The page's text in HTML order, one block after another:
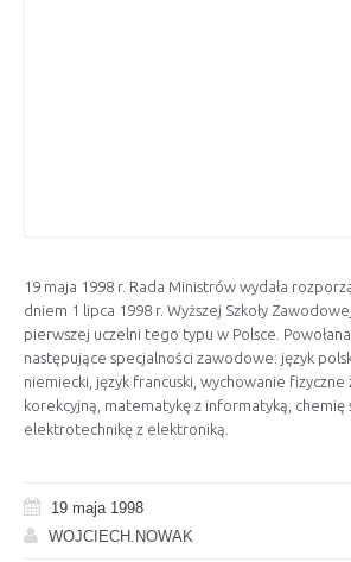
19 maja 1998 r. Rada Ministrów wydała
dniem 1 lipca 1998 r. Wyższej Szkoły
pierwszej uczelni tego typu w Polsce.
następujące specjalności zawodowe: język
niemiecki, język francuski, wychowanie fizyczne
korekcyjną, matematykę z informatyką, chemię
elektrotechnikę z elektroniką.
19 maja 1998
WOJCIECH.NOWAK